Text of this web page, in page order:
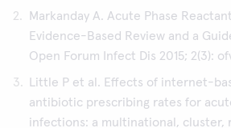
Markanday A. Acute Phase
Evidence-Based Review and a
Open Forum Infect Dis 2015; 2(3):
Little P et al. Effects of internet-
antibiotic prescribing rates for
infections: a multinational, cluster,